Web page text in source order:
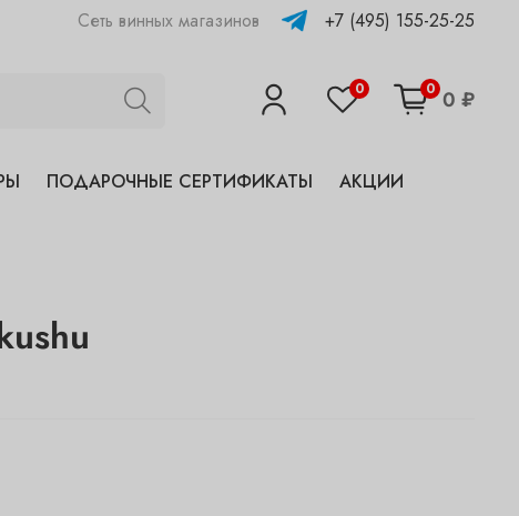
Сеть винных магазинов +7 (495) 155-25-25
0 0 0 ₽
ПОДАРОЧНЫЕ СЕРТИФИКАТЫ АКЦИИ